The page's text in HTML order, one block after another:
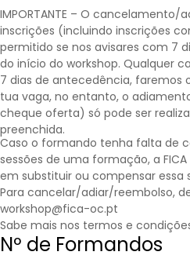
IMPORTANTE – O
inscrições (incluindo inscrições
permitido se nos avisares com 7
do início do workshop. Qualquer
7 dias de antecedência, faremos
tua vaga, no entanto, o
cheque oferta) só pode ser
preenchida.
Caso o formando tenha falta de
sessões de uma formação, a
em substituir ou compensar essa
Para cancelar/adiar/reembolso,
workshop@fica-oc.pt
Sabe mais nos termos e
Nº de Formandos